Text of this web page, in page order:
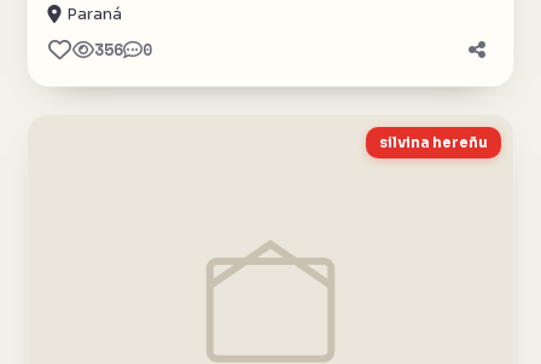
Paraná
356 0
silvina hereñu